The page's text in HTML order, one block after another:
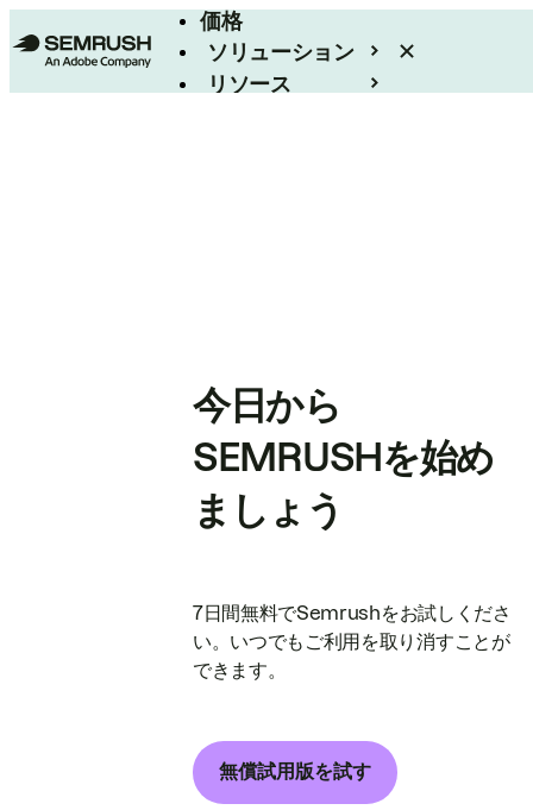
価格
ソリューション
リソース
今日から
SEMRUSHを始め
ましょう
7日間無料でSemrushをお試しくださ
い。いつでもご利用を取り消すことが
できます。
無償試用版を試す